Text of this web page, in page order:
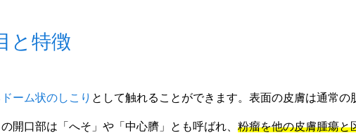
と特徴
ーム状のしこり として触れることができます。表面の皮膚は通常
開口部は「へそ」や「中心臍」とも呼ばれ、 粉瘤を他の皮膚腫瘍と